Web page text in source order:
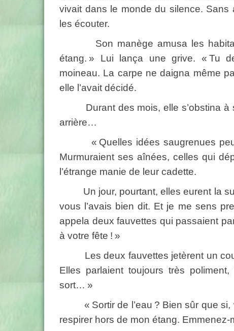
vivait dans le monde du silence. Sans
les écouter.
Son manège amusa les
étang. » Lui lança une grive. « Tu
moineau. La carpe ne daigna même
elle l’avait décidé.
Durant des mois, elle s’obstina à
arrière…
« Quelles idées saugrenues
Murmuraient ses aînées, celles qui
l’étrange manie de leur cadette.
Un jour, pourtant, elles eurent la
vous l’avais bien dit. Et je me sens
appela deux fauvettes qui passaient
à votre fête ! »
Les deux fauvettes jetèrent un
Elles parlaient toujours très
sort… »
« Sortir de l’eau ? Bien sûr que si,
respirer hors de mon étang. Emmenez-